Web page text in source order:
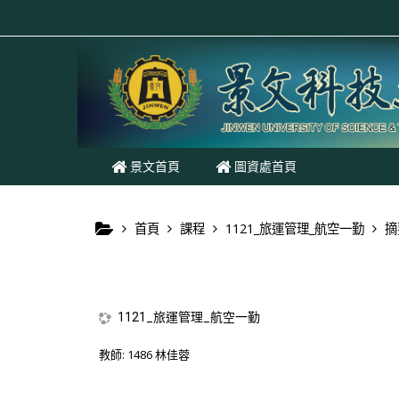
景文首頁 圖資處首頁
首頁 課程 1121_旅運管理_航空一勤
1121_旅運管理_航空一勤
教師: 1486 林佳蓉